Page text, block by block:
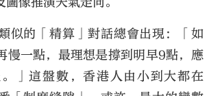
似的「精算」對話總會出現：「如
慢一點，最理想是撐到明早9點，應
」這盤數，香港人由小到大都在